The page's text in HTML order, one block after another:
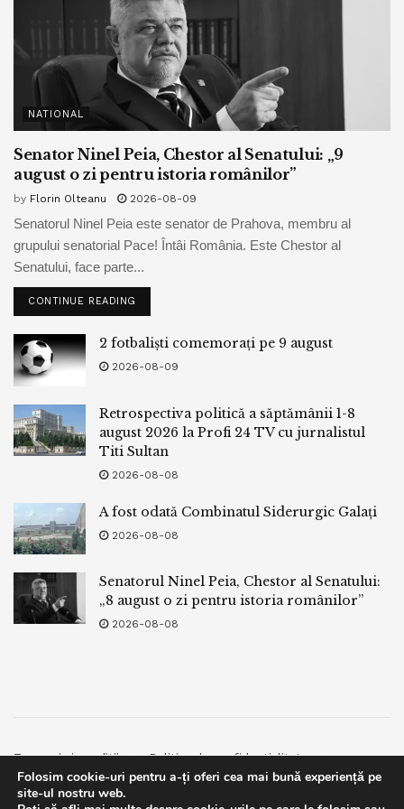
romania scoala
NATIONAL
Senator Ninel Peia, Chestor al Senatului: „9
august o zi pentru istoria românilor”
by Florin Olteanu 2026-08-09
Senatorul Ninel Peia este senator de Prahova, membru al
grupului senatorial Pace! Întâi România. Este Chestor al
Senatului, face parte...
CONTINUE READING
2 fotbaliști comemorați pe 9 august
2026-08-09
Retrospectiva politică a săptămânii 1-8
august 2026 la Profi 24 TV cu jurnalistul
Titi Sultan
2026-08-08
A fost odată Combinatul Siderurgic Galați
2026-08-08
Senatorul Ninel Peia, Chestor al Senatului:
„8 august o zi pentru istoria românilor”
2026-08-08
Termeni si conditii
Politica de confidentialitate
Facebook
Contact
Folosim cookie-uri pentru a-ți oferi cea mai bună experiență pe
site-ul nostru web.